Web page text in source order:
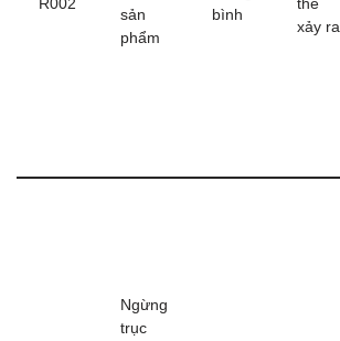
R002
sản
phẩm
bình
thể
xảy ra
Ngừng
trục